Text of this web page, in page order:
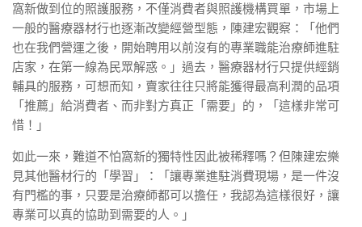
窩新做到位的照護服務，不僅消費者與照護機構買單，市場上
一般的醫療器材行也逐漸改變經營型態，陳建宏觀察：「他們
也在我們營運之後，開始聘用以前沒有的專業職能治療師進駐
店家，在第一線為民眾解惑。」過去，醫療器材行只提供經銷
輔具的服務，可想而知，賣家往往只將能獲得最高利潤的品項
「推薦」給消費者、而非對方真正「需要」的，「這樣非常可
惜！」
如此一來，難道不怕窩新的獨特性因此被稀釋嗎？但陳建宏樂
見其他醫材行的「學習」：「讓專業進駐消費現場，是一件沒
有門檻的事，只要是治療師都可以擔任，我認為這樣很好，讓
專業可以真的協助到需要的人。」